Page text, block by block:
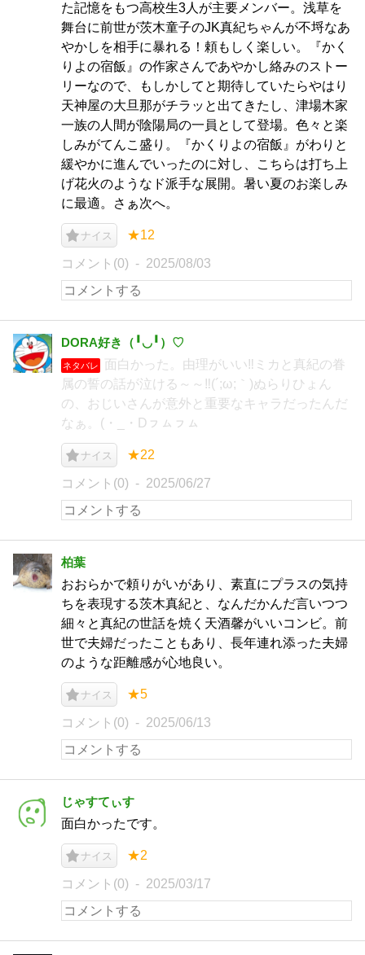
た記憶をもつ高校生3人が主要メンバー。浅草を
舞台に前世が茨木童子のJK真紀ちゃんが不埒なあ
やかしを相手に暴れる！頼もしく楽しい。『かく
りよの宿飯』の作家さんであやかし絡みのストー
リーなので、もしかしてと期待していたらやはり
天神屋の大旦那がチラッと出てきたし、津場木家
一族の人間が陰陽局の一員として登場。色々と楽
しみがてんこ盛り。『かくりよの宿飯』がわりと
緩やかに進んでいったのに対し、こちらは打ち上
げ花火のようなド派手な展開。暑い夏のお楽しみ
に最適。さぁ次へ。
ナイス ★12
コメント(0) 2025/08/03
DORA好き（╹◡╹）♡
ネタバレ
面白かった。由理がいい‼ミカと真紀の眷
属の誓の話が泣ける～～‼(´;ω;｀)ぬらりひょん
の、おじいさんが意外と重要なキャラだったんだ
なぁ。(・_・Dㇷㇺㇷㇺ
ナイス ★22
コメント(0) 2025/06/27
柏葉
おおらかで頼りがいがあり、素直にプラスの気持
ちを表現する茨木真紀と、なんだかんだ言いつつ
細々と真紀の世話を焼く天酒馨がいいコンビ。前
世で夫婦だったこともあり、長年連れ添った夫婦
のような距離感が心地良い。
ナイス ★5
コメント(0) 2025/06/13
じゃすてぃす
面白かったです。
ナイス ★2
コメント(0) 2025/03/17